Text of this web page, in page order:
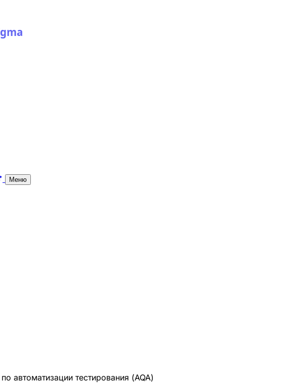
Меню
автоматизации тестирования (AQA)